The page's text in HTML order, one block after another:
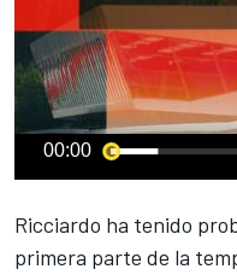
00:00
Ricciardo ha tenido
primera parte de la